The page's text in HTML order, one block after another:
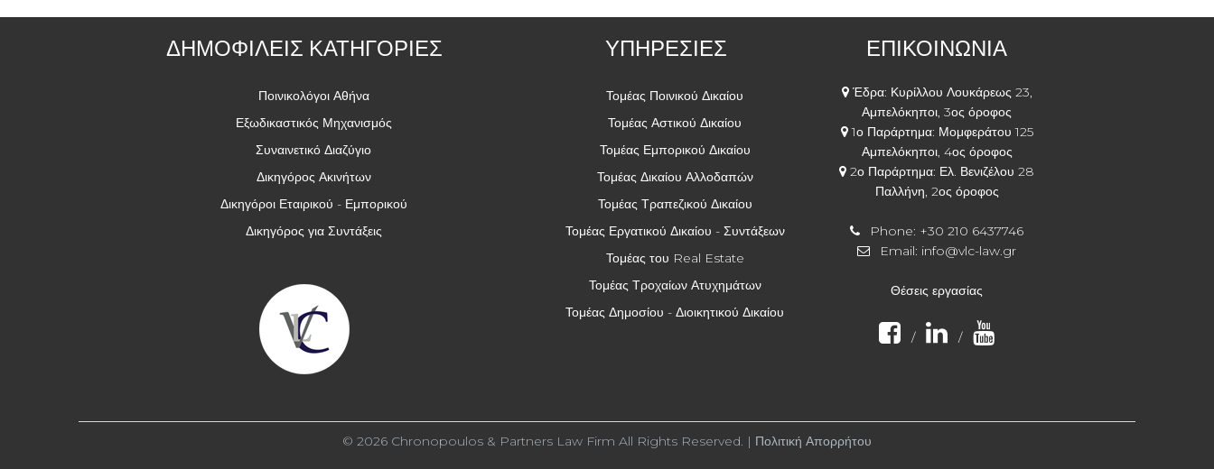
ΔΗΜΟΦΙΛΕΙΣ ΚΑΤΗΓΟΡΙΕΣ
Ποινικολόγοι Αθήνα
Εξωδικαστικός Μηχανισμός
Συναινετικό Διαζύγιο
Δικηγόρος Ακινήτων
Δικηγόροι Εταιρικού - Εμπορικού
Δικηγόρος για Συντάξεις
ΥΠΗΡΕΣΙΕΣ
Τομέας Ποινικού Δικαίου
Τομέας Αστικού Δικαίου
Τομέας Εμπορικού Δικαίου
Τομέας Δικαίου Αλλοδαπών
Τομέας Τραπεζικού Δικαίου
Τομέας Εργατικού Δικαίου - Συντάξεων
Τομέας του Real Estate
Τομέας Τροχαίων Ατυχημάτων
Τομέας Δημοσίου - Διοικητικού Δικαίου
ΕΠΙΚΟΙΝΩΝΙΑ
Έδρα: Κυρίλλου Λουκάρεως 23,
Αμπελόκηποι, 3ος όροφος
1ο Παράρτημα: Μομφεράτου 125
Αμπελόκηποι, 4ος όροφος
2ο Παράρτημα: Ελ. Βενιζέλου 28
Παλλήνη, 2ος όροφος
Phone: +30 210 6437746
Email: info@vlc-law.gr
Θέσεις εργασίας
/ /
© 2026 Chronopoulos & Partners Law Firm All Rights Reserved. | Πολιτική Απορρήτου